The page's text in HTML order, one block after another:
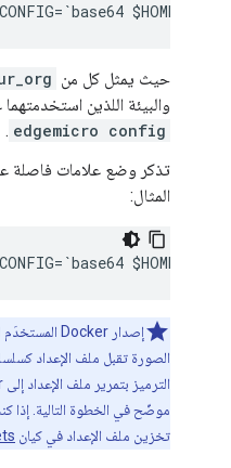
$HOME/
حيث يمثل كل من
والبيئة اللذين
edgemicro config
.
تذكر وضع علامات فاصلة
المثال:
$HOME/
تخزين ملف الإعداد في كيان